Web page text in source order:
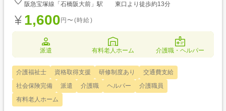
阪急宝塚線「石橋阪大前」駅 東口より徒歩約13分
1,600 円〜(時給)
派遣 有料老人ホーム 介護職・ヘルパー
介護福祉士 資格取得支援 研修制度あり
交通費支給
社会保険完備
派遣 介護職 ヘルパー
介護職員
有料老人ホーム